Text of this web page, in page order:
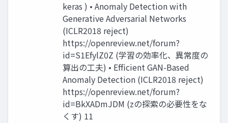
keras ) • Anomaly Detection with
Generative Adversarial Networks
(ICLR2018 reject)
https://openreview.net/forum?
id=S1EfylZ0Z (学習の効率化、異常度の
算出の工夫) • Eﬃcient GAN-Based
Anomaly Detection (ICLR2018 reject)
https://openreview.net/forum?
id=BkXADmJDM (zの探索の必要性をな
くす) 11